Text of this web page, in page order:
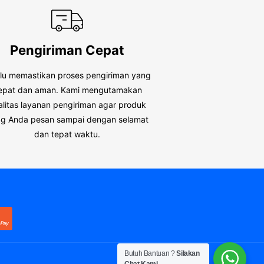
Pengiriman Cepat
memastikan proses pengiriman yang
dan aman. Kami mengutamakan
layanan pengiriman agar produk
Anda pesan sampai dengan selamat
dan tepat waktu.
Butuh Bantuan ?Silakan